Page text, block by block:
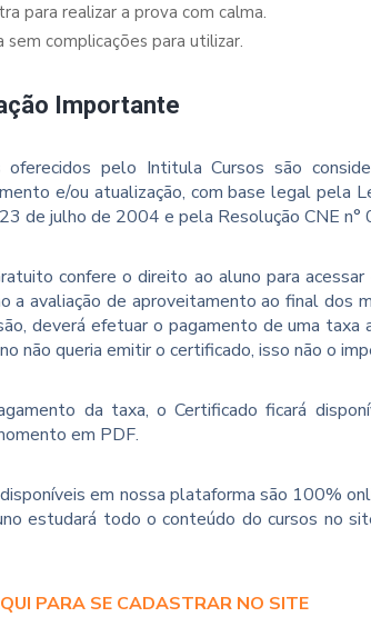
para realizar a prova com calma.
sem complicações para utilizar.
Importante
oferecidos pelo Intitula Cursos são
e/ou atualização, com base legal pela
de julho de 2004 e pela Resolução CNE n°
confere o direito ao aluno para
a avaliação de aproveitamento ao final dos
deverá efetuar o pagamento de uma
não queria emitir o certificado, isso não o
da taxa, o Certificado ficará
em PDF.
em nossa plataforma são 100%
estudará todo o conteúdo do cursos no
PARA SE CADASTRAR NO SITE